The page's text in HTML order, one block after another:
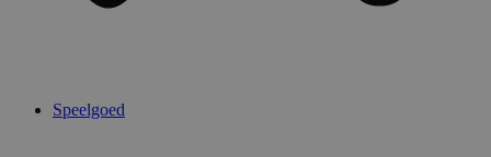
Speelgoed